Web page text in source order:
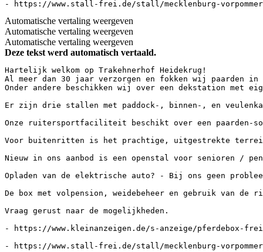
- https://www.stall-frei.de/stall/mecklenburg-vorpommern/
Automatische vertaling weergeven
Automatische vertaling weergeven
Automatische vertaling weergeven
Deze tekst werd automatisch vertaald.
Hartelijk welkom op Trakehnerhof Heidekrug!
Al meer dan 30 jaar verzorgen en fokken wij
Onder andere beschikken wij over een dekstation met
Er zijn drie stallen met paddock-, binnen-, en
Onze ruitersportfaciliteit beschikt over een paarden-
Voor buitenritten is het prachtige, uitgestrekte
Nieuw in ons aanbod is een openstal voor senioren /
Opladen van de elektrische auto? - Bij ons geen
De box met volpension, weidebeheer en gebruik van
Vraag gerust naar de mogelijkheden.
- https://www.kleinanzeigen.de/s-anzeige/pferdebox-frei-
- https://www.stall-frei.de/stall/mecklenburg-vorpommern/